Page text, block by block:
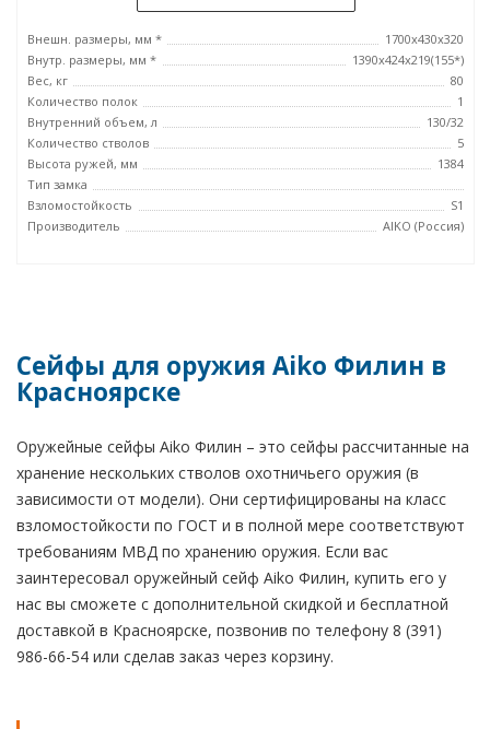
Внешн. размеры, мм *
1700x430x320
Внутр. размеры, мм *
1390x424x219(155*)
Вес, кг
80
Количество полок
1
Внутренний объем, л
130/32
Количество стволов
5
Высота ружей, мм
1384
Тип замка
Взломостойкость
S1
Производитель
AIKO (Россия)
Сейфы для оружия Aiko Филин в
Красноярске
Оружейные сейфы Aiko Филин – это сейфы рассчитанные на
хранение нескольких стволов охотничьего оружия (в
зависимости от модели). Они сертифицированы на класс
взломостойкости по ГОСТ и в полной мере соответствуют
требованиям МВД по хранению оружия. Если вас
заинтересовал оружейный сейф Aiko Филин, купить его у
нас вы сможете с дополнительной скидкой и бесплатной
доставкой в Красноярске, позвонив по телефону 8 (391)
986-66-54 или сделав заказ через корзину.